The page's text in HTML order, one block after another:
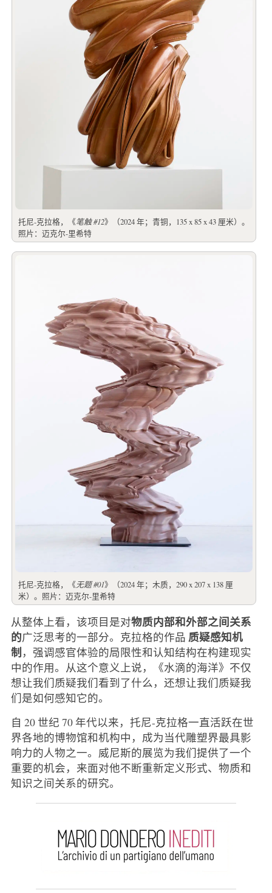
托尼-克拉格，《笔触 #12》（2024 年；青铜，135 x 85 x 43 厘米）。
照片：迈克尔-里希特
托尼-克拉格，《无题 #01》（2024 年；木质，290 x 207 x 138 厘
米）。照片：迈克尔-里希特
从整体上看，该项目是对物质内部和外部之间关系
的广泛思考的一部分。克拉格的作品 质疑感知机
制，强调感官体验的局限性和认知结构在构建现实
中的作用。从这个意义上说，《水滴的海洋》不仅
想让我们质疑我们看到了什么，还想让我们质疑我
们是如何感知它的。
自 20 世纪 70 年代以来，托尼-克拉格一直活跃在世
界各地的博物馆和机构中，成为当代雕塑界最具影
响力的人物之一。威尼斯的展览为我们提供了一个
重要的机会，来面对他不断重新定义形式、物质和
知识之间关系的研究。